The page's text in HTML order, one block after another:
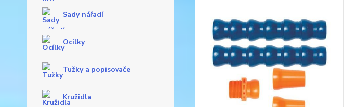
Sady nářadí
Ocílky
Tužky a popisovače
Kružidla